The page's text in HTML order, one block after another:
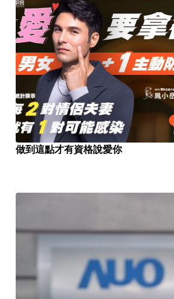
做到這點才有資格說愛你
PR